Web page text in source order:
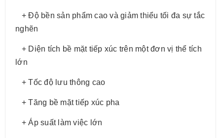
+ Độ bền sản phẩm cao và giảm thiểu tối đa sự tắc
nghẽn
+ Diện tích bề mặt tiếp xúc trên một đơn vị thể tích
lớn
+ Tốc độ lưu thông cao
+ Tăng bề mặt tiếp xúc pha
+ Áp suất làm việc lớn